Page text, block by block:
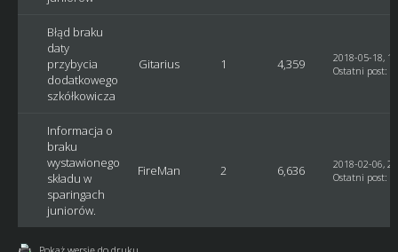
Błąd braku
daty
przybycia
dodatkowego
szkółkowicza
Gitarius 1 4,359
2018-05-18,
Ostatni post:
Informacja o
braku
wystawionego
składu w
sparingach
juniorów.
FireMan 2 6,636
2018-02-06,
Ostatni post: